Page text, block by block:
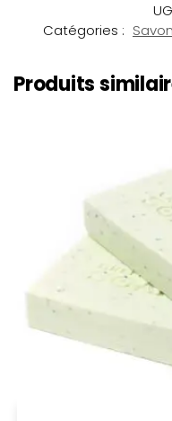
Catégories :
Produits